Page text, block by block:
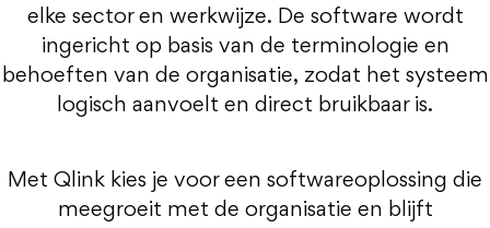
elke sector en werkwijze. De software wordt
ingericht op basis van de terminologie en
behoeften van de organisatie, zodat het systeem
logisch aanvoelt en direct bruikbaar is.
Met Qlink kies je voor een softwareoplossing die
meegroeit met de organisatie en blijft